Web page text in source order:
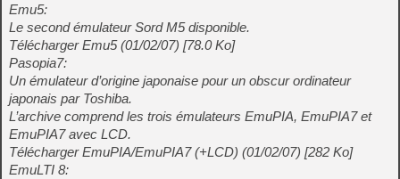
Emu5:
Le second émulateur Sord M5 disponible.
Télécharger Emu5 (01/02/07) [78.0 Ko]
Pasopia7:
Un émulateur d’origine japonaise pour un obscur ordinateur
japonais par Toshiba.
L’archive comprend les trois émulateurs EmuPIA, EmuPIA7 et
EmuPIA7 avec LCD.
Télécharger EmuPIA/EmuPIA7 (+LCD) (01/02/07) [282 Ko]
EmuLTI 8: